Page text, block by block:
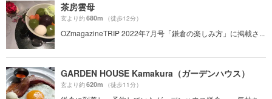
茶房雲母
玄より約680m （徒歩12分）
OZmagazineTRIP 2022年7月号「鎌倉の楽しみ方」に掲載さ...
GARDEN HOUSE Kamakura（ガーデンハウス）
玄より約620m （徒歩11分）